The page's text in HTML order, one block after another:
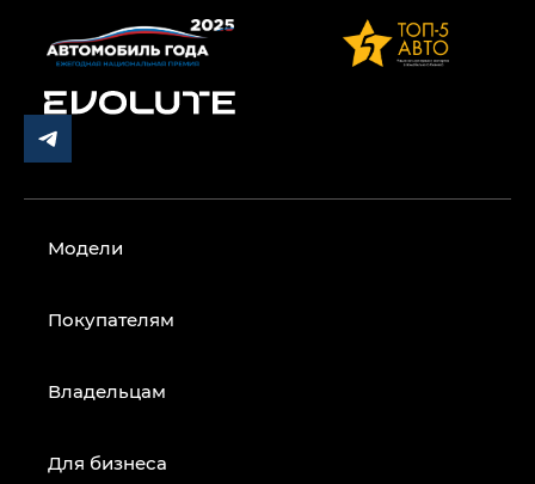
Модели
Покупателям
Владельцам
Для бизнеса